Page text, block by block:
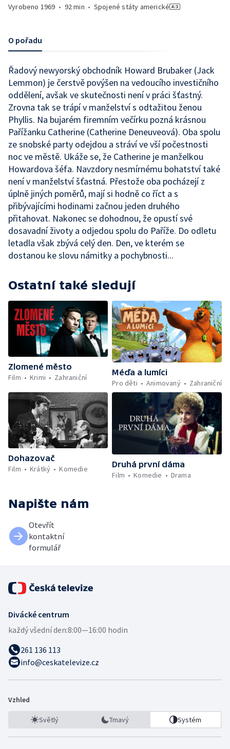
Vyrobeno 1969 • 92 min • Spojené státy americké
O pořadu
Řadový newyorský obchodník Howard Brubaker (Jack
Lemmon) je čerstvě povýšen na vedoucího investičního
oddělení, avšak ve skutečnosti není v práci šťastný.
Zrovna tak se trápí v manželství s odtažitou ženou
Phyllis. Na bujarém firemním večírku pozná krásnou
Pařížanku Catherine (Catherine Deneuveová). Oba spolu
ze snobské party odejdou a stráví ve vší počestnosti
noc ve městě. Ukáže se, že Catherine je manželkou
Howardova šéfa. Navzdory nesmírnému bohatství také
není v manželství šťastná. Přestože oba pocházejí z
úplně jiných poměrů, mají si hodně co říct a s
přibývajícími hodinami začnou jeden druhého
přitahovat. Nakonec se dohodnou, že opustí své
dosavadní životy a odjedou spolu do Paříže. Do odletu
letadla však zbývá celý den. Den, ve kterém se
dostanou ke slovu námitky a pochybnosti...
Ostatní také sledují
Zlomené město
Film
Krimi Zahraniční
Méďa a lumíci
Pro děti
Animovaný Zahraniční
Dohazovač
Film
Krátký Komedie
Druhá první dáma
Film
Komedie Drama
Napište nám
Otevřít
kontaktní
formulář
Divácké centrum
každý všední den:8:00—16:00 hodin
261 136 113
info@ceskatelevize.cz
Vzhled
Světlý Tmavý Systém